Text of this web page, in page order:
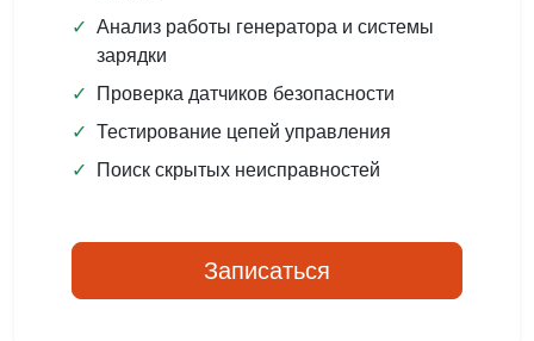
✓ Анализ работы генератора и системы
зарядки
✓
Проверка датчиков безопасности
✓ Тестирование цепей управления
✓
Поиск скрытых неисправностей
Записаться